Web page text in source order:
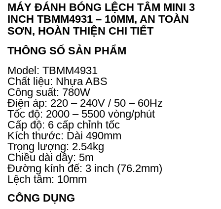
MÁY ĐÁNH BÓNG LỆCH TÂM MINI 3
INCH TBMM4931 – 10MM, AN TOÀN
SƠN, HOÀN THIỆN CHI TIẾT
THÔNG SỐ SẢN PHẨM
Model: TBMM4931
Chất liệu: Nhựa ABS
Công suất: 780W
Điện áp: 220 – 240V / 50 – 60Hz
Tốc độ: 2000 – 5500 vòng/phút
Cấp độ: 6 cấp chỉnh tốc
Kích thước: Dài 490mm
Trọng lượng: 2.54kg
Chiều dài dây: 5m
Đường kính đế: 3 inch (76.2mm)
Lệch tâm: 10mm
CÔNG DỤNG